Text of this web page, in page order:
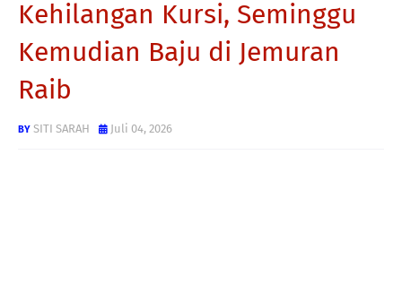
Kehilangan Kursi, Seminggu
Kemudian Baju di Jemuran
Raib
SITI SARAH Juli 04, 2026